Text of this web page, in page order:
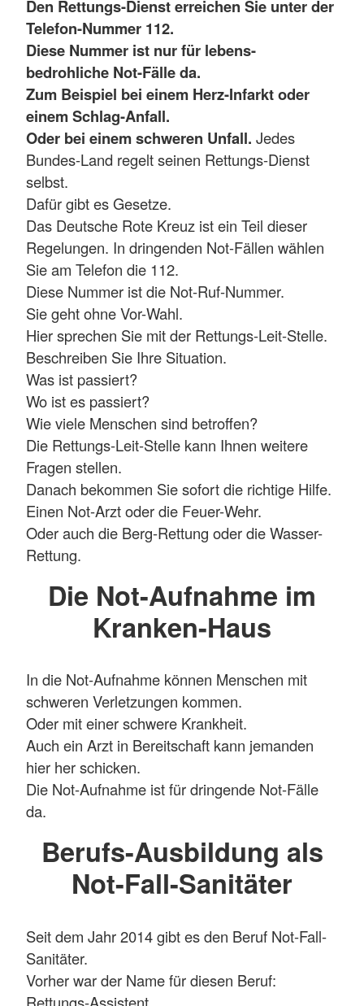
Den Rettungs-Dienst erreichen Sie unter der
Telefon-Nummer 112.
Diese Nummer ist nur für lebens-
bedrohliche Not-Fälle da.
Zum Beispiel bei einem Herz-Infarkt oder
einem Schlag-Anfall.
Oder bei einem schweren Unfall. Jedes
Bundes-Land regelt seinen Rettungs-Dienst
selbst.
Dafür gibt es Gesetze.
Das Deutsche Rote Kreuz ist ein Teil dieser
Regelungen. In dringenden Not-Fällen wählen
Sie am Telefon die 112.
Diese Nummer ist die Not-Ruf-Nummer.
Sie geht ohne Vor-Wahl.
Hier sprechen Sie mit der Rettungs-Leit-Stelle.
Beschreiben Sie Ihre Situation.
Was ist passiert?
Wo ist es passiert?
Wie viele Menschen sind betroffen?
Die Rettungs-Leit-Stelle kann Ihnen weitere
Fragen stellen.
Danach bekommen Sie sofort die richtige Hilfe.
Einen Not-Arzt oder die Feuer-Wehr.
Oder auch die Berg-Rettung oder die Wasser-
Rettung.
Die Not-Aufnahme im
Kranken-Haus
In die Not-Aufnahme können Menschen mit
schweren Verletzungen kommen.
Oder mit einer schwere Krankheit.
Auch ein Arzt in Bereitschaft kann jemanden
hier her schicken.
Die Not-Aufnahme ist für dringende Not-Fälle
da.
Berufs-Ausbildung als
Not-Fall-Sanitäter
Seit dem Jahr 2014 gibt es den Beruf Not-Fall-
Sanitäter.
Vorher war der Name für diesen Beruf: